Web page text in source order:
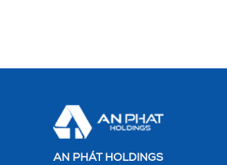
AN PHÁT HOLDINGS